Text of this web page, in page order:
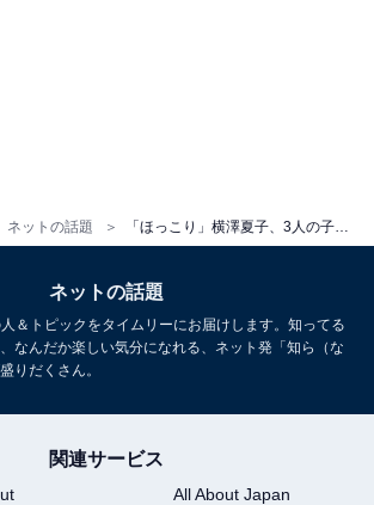
ネットの話題 「ほっこり」横澤夏子、3人の子どもを連れた手つなぎショット公開！ 「後ろ姿にキュンです」「涙が出ました」
ネットの話題
＆トピックをタイムリーにお届けします。知ってる
なんだか楽しい気分になれる、ネット発「知ら（な
りだくさん。
関連サービス
All About Japan